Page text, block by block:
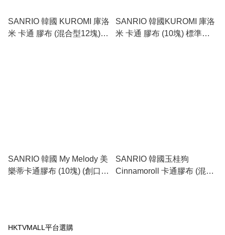
SANRIO 韓國 KUROMI 庫洛
米 卡通 膠布 (混合型12塊)
SANRIO 韓國KUROMI 庫洛
米 卡通 膠布 (10塊) 標準型
SANRIO 韓國 My Melody 美
樂蒂卡通膠布 (10塊) (創口貼
SANRIO 韓國玉桂狗
Cinnamoroll 卡通膠布 (混合
HKTVMALL平台選購